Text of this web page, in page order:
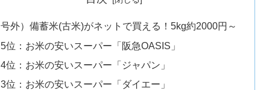
号外）備蓄米(古米)がネットで買える！5kg約2000円～
5位：お米の安いスーパー「阪急OASIS」
4位：お米の安いスーパー「ジャパン」
3位：お米の安いスーパー「ダイエー」